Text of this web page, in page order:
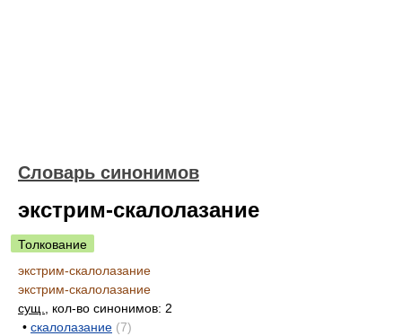
Словарь синонимов
экстрим-скалолазание
Толкование
экстрим-скалолазание
экстрим-скалолазание
сущ.
, кол-во синонимов: 2
• скалолазание (7)